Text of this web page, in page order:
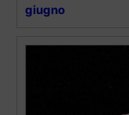
giugno